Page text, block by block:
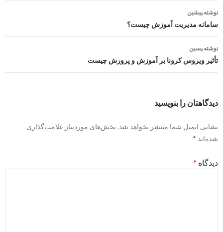
ناوبری
نوشته
نوشته پیشین
سامانه مدیریت آموزش چیست؟
نوشته پسین
تأثیر ویروس کرونا بر آموزش و پرورش چیست
دیدگاهتان را بنویسید
نشانی ایمیل شما منتشر نخواهد شد. بخش‌های موردنیاز علامت‌گذاری
شده‌اند *
دیدگاه *